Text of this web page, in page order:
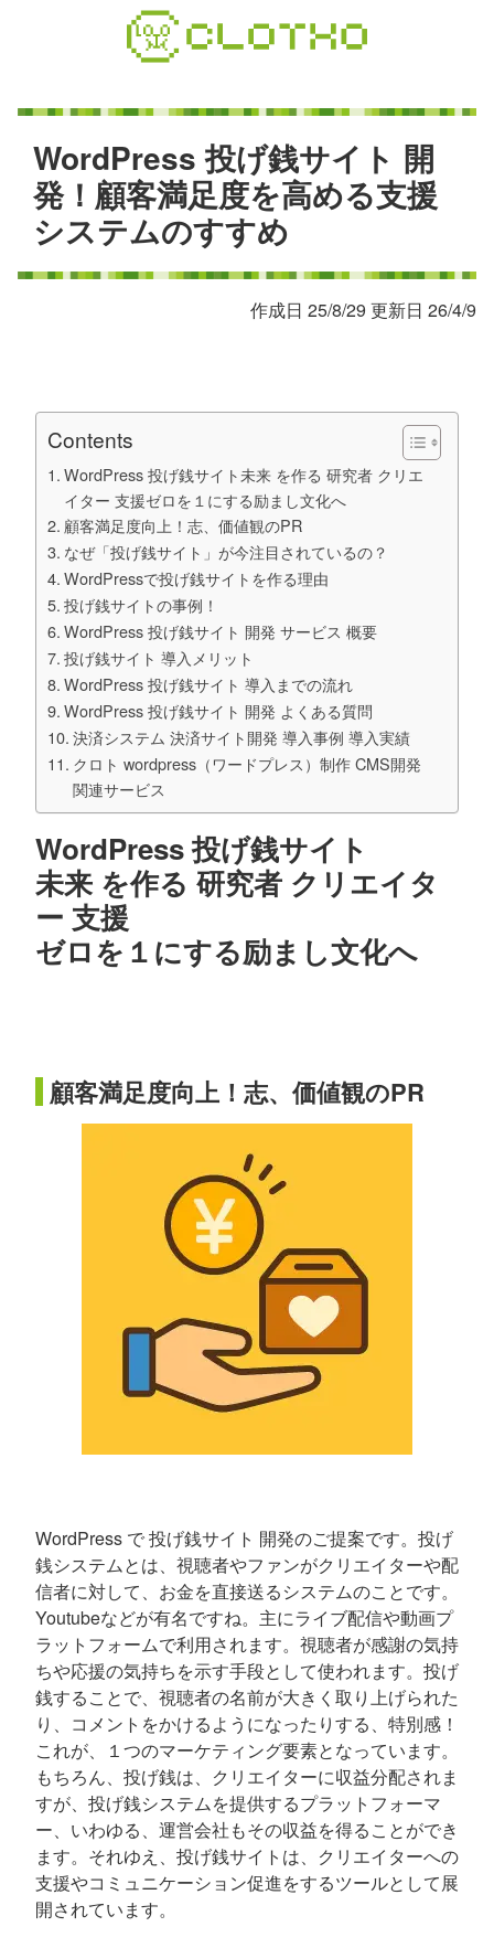
WordPress 投げ銭サイ ト 開
発！ 顧客満足度を高める支援
システムのすすめ
作成日 25/8/29 更新日 26/4/9
Contents
WordPress 投げ銭サイト未来 を作る 研究者 クリエ
イター 支援ゼロを１にする励まし文化へ
顧客満足度向上！志、価値観のPR
なぜ「投げ銭サイト」が今注目されているの？
WordPressで投げ銭サイトを作る理由
投げ銭サイトの事例！
WordPress 投げ銭サイト 開発 サービス 概要
投げ銭サイト 導入メリット
WordPress 投げ銭サイト 導入までの流れ
WordPress 投げ銭サイト 開発 よくある質問
決済システム 決済サイト開発 導入事例 導入実績
クロト wordpress（ワードプレス）制作 CMS開発
関連サービス
WordPress 投げ銭サイト
未来 を作る 研究者 クリエイタ
ー 支援
ゼロを１にする励まし文化へ
顧客満足度向上！志、価値観のPR
WordPress で 投げ銭サイト 開発のご提案です。投げ
銭システムとは、視聴者やファンがクリエイターや配
信者に対して、お金を直接送るシステムのことです。
Youtubeなどが有名ですね。主にライブ配信や動画プ
ラットフォームで利用されます。視聴者が感謝の気持
ちや応援の気持ちを示す手段として使われます。投げ
銭することで、視聴者の名前が大きく取り上げられた
り、コメントをかけるようになったりする、特別感！
これが、１つのマーケティング要素となっています。
もちろん、投げ銭は、クリエイターに収益分配されま
すが、投げ銭システムを提供するプラットフォーマ
ー、いわゆる、運営会社もその収益を得ることができ
ます。それゆえ、投げ銭サイトは、クリエイターへの
支援やコミュニケーション促進をするツールとして展
開されています。